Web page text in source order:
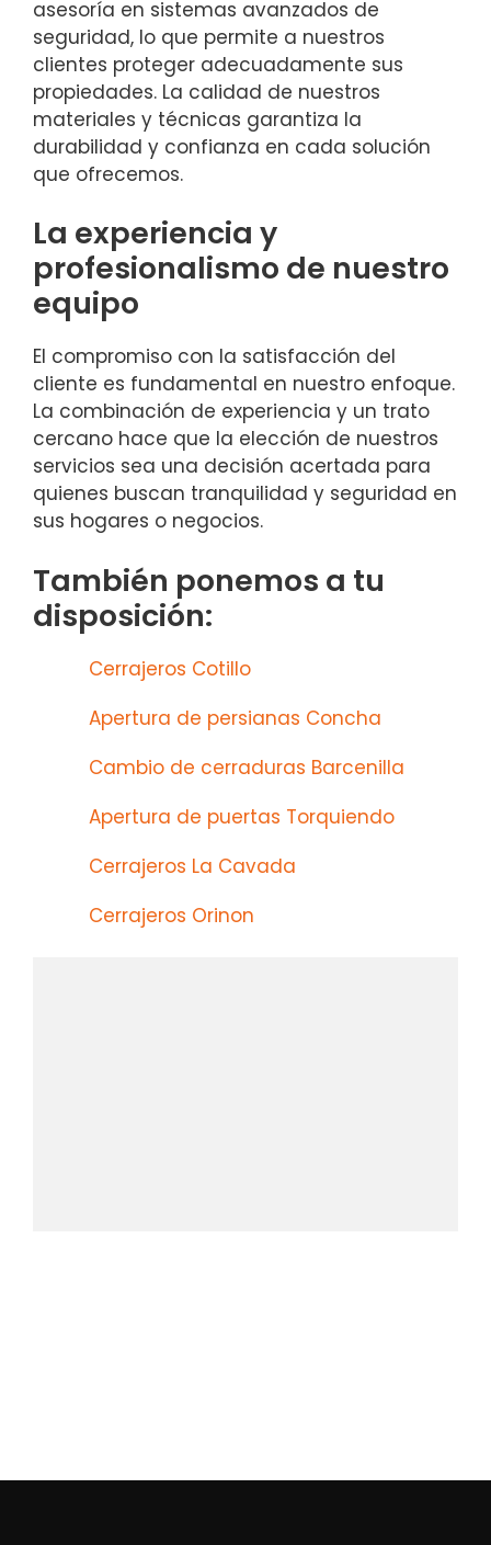
asesoría en sistemas avanzados de
seguridad, lo que permite a nuestros
clientes proteger adecuadamente sus
propiedades. La calidad de nuestros
materiales y técnicas garantiza la
durabilidad y confianza en cada solución
que ofrecemos.
La experiencia y
profesionalismo de nuestro
equipo
El compromiso con la satisfacción del
cliente es fundamental en nuestro enfoque.
La combinación de experiencia y un trato
cercano hace que la elección de nuestros
servicios sea una decisión acertada para
quienes buscan tranquilidad y seguridad en
sus hogares o negocios.
También ponemos a tu
disposición:
Cerrajeros Cotillo
Apertura de persianas Concha
Cambio de cerraduras Barcenilla
Apertura de puertas Torquiendo
Cerrajeros La Cavada
Cerrajeros Orinon